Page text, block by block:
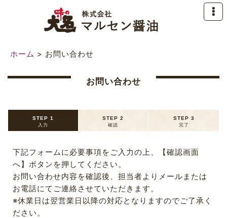
ホーム > お問い合わせ
お問い合わせ
STEP 1
入力
STEP 2
確認
STEP 3
完了
下記フォームに必要事項をご入力の上、【確認画面
へ】ボタンを押してください。
お問い合わせ内容を確認後、担当者よりメールまたは
お電話にてご連絡させていただきます。
※休業日は翌営業日以降の対応となりますのでご了承く
ださい。